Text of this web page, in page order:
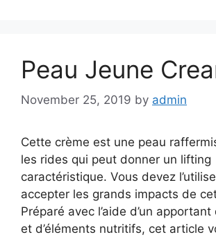
Peau Jeune
November 25, 2019 by admin
Cette crème est une peau
les rides qui peut donner un lifting
caractéristique. Vous devez
accepter les grands impacts de
Préparé avec l’aide d’un
et d’éléments nutritifs, cet article